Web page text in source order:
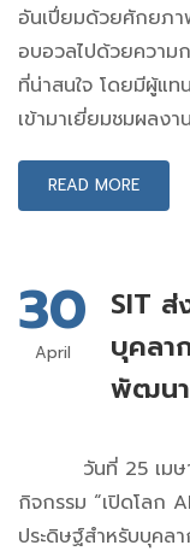
อันเปี่ยมด้วยศักยภ
อบอวลไปด้วยความ
ที่น่าสนใจ โดยมีผู้แท
เข้ามาเยี่ยมชมผลงา
READ MORE
30
April
SIT ส่
บุคลา
พัฒนา
วันที่ 25 เมษาย
กิจกรรม “เปิดโลก
ประดิษฐ์สำหรับบุค